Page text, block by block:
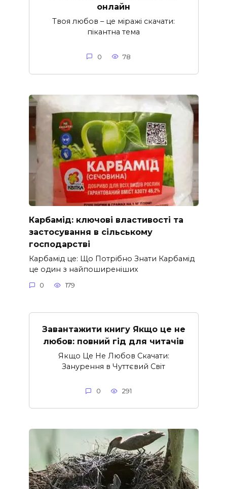
онлайн
Твоя любов – це міражі скачати:
пікантна тема
0 78
Карбамід: ключові властивості та
застосування в сільському
господарстві
Карбамід це: Що Потрібно Знати Карбамід
це один з найпоширеніших
0 179
Завантажити книгу Якщо це не
любов: повний гід для читачів
Якщо Це Не Любов Скачати:
Занурення в Чуттєвий Світ
0 291